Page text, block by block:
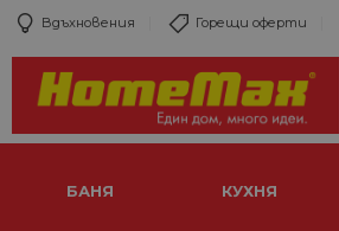
Вдъхновения Горещи оферти
БАНЯ КУХНЯ